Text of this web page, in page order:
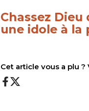
Chassez
une idole à la
Cet article vous a plu